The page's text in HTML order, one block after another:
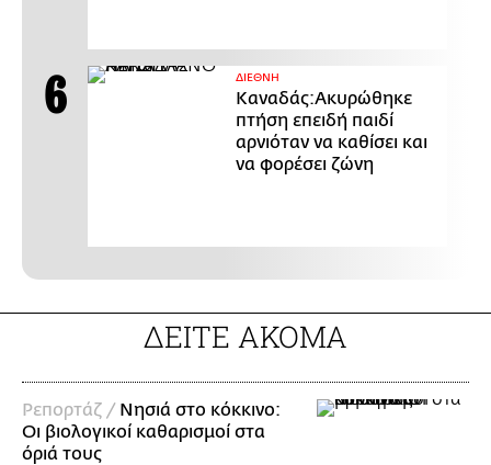
ΔΙΕΘΝΗ
Καναδάς:Ακυρώθηκε
πτήση επειδή παιδί
αρνιόταν να καθίσει και
να φορέσει ζώνη
ΔΕΙΤΕ ΑΚΟΜΑ
Ρεπορτάζ / Νησιά στο κόκκινο:
Οι βιολογικοί καθαρισμοί στα
όριά τους